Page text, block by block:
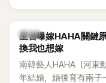
韓星
星首曝嫁HAHA關鍵
換我也想嫁
南韓藝人HAHA（河東
年結婚，婚後育有兩子